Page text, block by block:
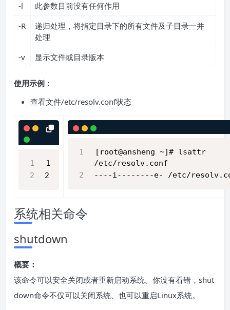
-l
此参数目前没有任何作用
-R
递归处理，将指定目录下的所有文件及子目录一并
处理
-v
显示文件或目录版本
使用示例：
查看文件/etc/resolv.conf状态
1
2
[root@ansheng ~]# lsattr
/etc/resolv.conf
----i--------e- /etc/
系统相关命令
shutdown
概要：
该命令可以安全关闭或者重新启动系统。你没有看错，shut
down命令不仅可以关闭系统、也可以重启Linux系统。